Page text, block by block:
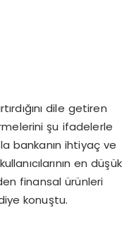
dile getiren
şu ifadelerle
bankanın ihtiyaç ve
en düşük
finansal ürünleri
konuştu.